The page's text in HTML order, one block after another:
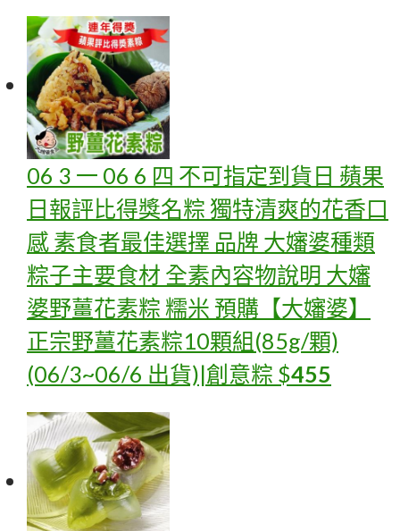
06 3 一 06 6 四 不可指定到貨日 蘋果
日報評比得獎名粽 獨特清爽的花香口
感 素食者最佳選擇 品牌 大嬸婆種類
粽子主要食材 全素內容物說明 大嬸
婆野薑花素粽 糯米 預購【大嬸婆】
正宗野薑花素粽10顆組(85g/顆)
(06/3~06/6 出貨)|創意粽 $455